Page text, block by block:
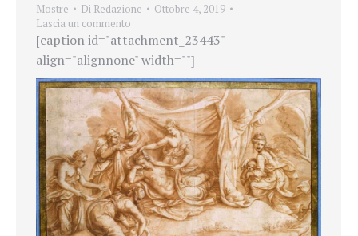
Mostre Di Redazione
Ottobre 4, 2019
Lascia un commento
[caption id="attachment_23443"
align="alignnone" width=""]